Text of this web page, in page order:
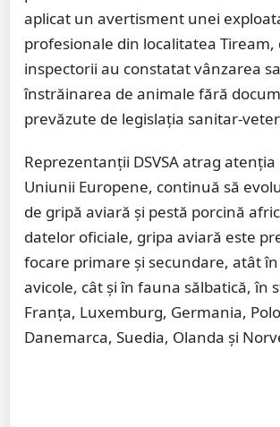
aplicat un avertisment unei
profesionale din localitatea Tiream,
inspectorii au constatat vânzarea
înstrăinarea de animale fără
prevăzute de legislația sanitar-
Reprezentanții DSVSA atrag
Uniunii Europene, continuă să
de gripă aviară și pestă porcină
datelor oficiale, gripa aviară este
focare primare și secundare, atât
avicole, cât și în fauna sălbatică, în
Franța, Luxemburg, Germania,
Danemarca, Suedia, Olanda și